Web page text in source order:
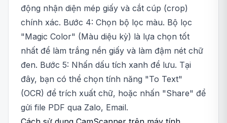
động nhận diện mép giấy và cắt cúp (crop)
chính xác. Bước 4: Chọn bộ lọc màu. Bộ lọc
"Magic Color" (Màu diệu kỳ) là lựa chọn tốt
nhất để làm trắng nền giấy và làm đậm nét chữ
đen. Bước 5: Nhấn dấu tích xanh để lưu. Tại
đây, bạn có thể chọn tính năng "To Text"
(OCR) để trích xuất chữ, hoặc nhấn "Share" để
gửi file PDF qua Zalo, Email.